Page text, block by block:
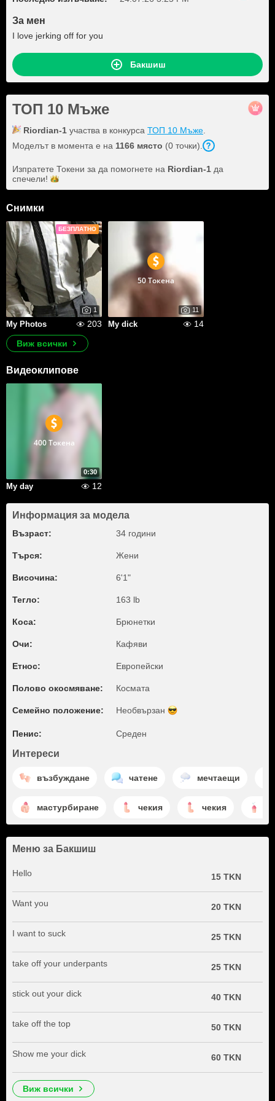
За мен
I love jerking off for you
Бакшиш
ТОП 10 Мъже
Riordian-1 участва в конкурса ТОП 10 Мъже
Моделът в момента е на 1166 място (0 точки).
Изпратете Токени за да помогнете на Riordian-1 да
спечели!
Снимки
БЕЗПЛАТНО
1
My Photos 203
50 Токена
11
My dick
14
Виж всички
Видеоклипове
0:30
400 Токена
My day 12
Информация за модела
Възраст: 34 години
Търся: Жени
Височина: 6'1"
Тегло: 163 lb
Коса: Брюнетки
Очи: Кафяви
Етнос: Европейски
Полово окосмяване: Космата
Семейно положение: Необвързан
Пенис: Среден
Интереси
възбуждане чатене мечтаещи
мастурбиране чекия чекия
Меню за Бакшиш
Hello 15 TKN
Want you 20 TKN
I want to suck 25 TKN
take off your underpants 25 TKN
stick out your dick 40 TKN
take off the top 50 TKN
Show me your dick 60 TKN
виж всички